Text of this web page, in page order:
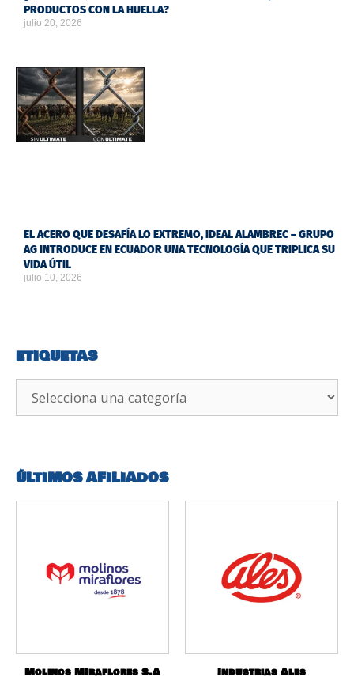
PRODUCTOS CON LA HUELLA?
julio 20, 2026
EL ACERO QUE DESAFÍA LO EXTREMO, IDEAL ALAMBREC – GRUPO
AG INTRODUCE EN ECUADOR UNA TECNOLOGÍA QUE TRIPLICA SU
VIDA ÚTIL
julio 10, 2026
ETIQUETAS
ÚLTIMOS AFILIADOS
Molinos MIraflores S.A Industrias Ales